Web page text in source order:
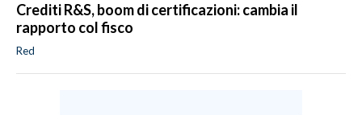
Crediti R&S, boom di certificazioni: cambia il
rapporto col fisco
Red